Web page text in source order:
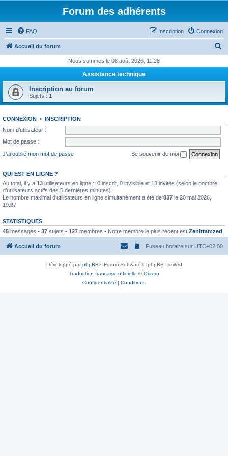
Forum des adhérents
FAQ Connexion
Inscription
Accueil du forum
h
r
Nous sommes le 08 août 2026, 11:28
Assistance technique
Inscription au forum
Sujets : 1
CONNEXION • INSCRIPTION
Nom d’utilisateur :
Mot de passe :
J’ai oublié mon mot de passe
Se souvenir de moi
QUI EST EN LIGNE ?
Au total, il y a 13 utilisateurs en ligne :: 0 inscrit, 0 invisible et 13 invités (selon le nombre
d’utilisateurs actifs des 5 dernières minutes)
Le nombre maximal d’utilisateurs en ligne simultanément a été de 837 le 20 mai 2026,
19:27
STATISTIQUES
45 messages • 37 sujets • 127 membres • Notre membre le plus récent est Zenitramzed
Accueil du forum Fuseau horaire sur UTC+02:00
Développé parphpBB® Forum Software © phpBB Limited
Traduction française officielle ©Qiaeru
Confidentialité | Conditions